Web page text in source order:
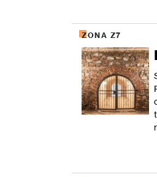
ZONA Z7